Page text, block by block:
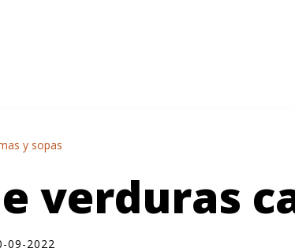
y sopas
verduras
09-2022